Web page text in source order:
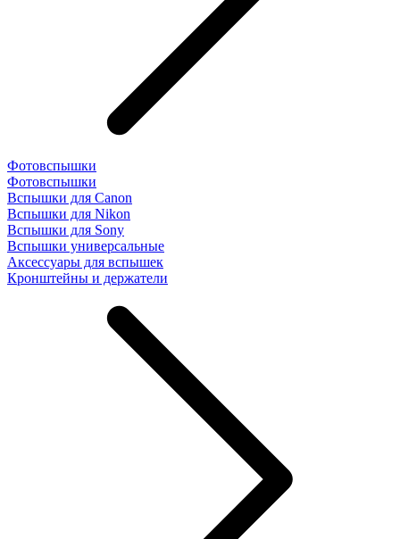
Фотовспышки
Фотовспышки
Вспышки для Canon
Вспышки для Nikon
Вспышки для Sony
Вспышки универсальные
Аксесcуары для вспышек
Кронштейны и держатели